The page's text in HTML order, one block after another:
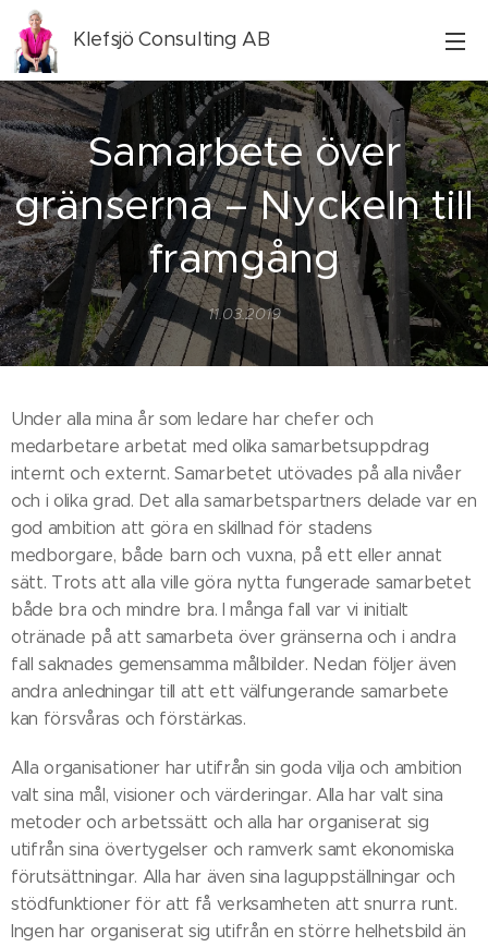
Klefsjö Consulting AB
Samarbete över
gränserna – Nyckeln till
framgång
11.03.2019
Under alla mina år som ledare har chefer och
medarbetare arbetat med olika samarbetsuppdrag
internt och externt. Samarbetet utövades på alla nivåer
och i olika grad. Det alla samarbetspartners delade var en
god ambition att göra en skillnad för stadens
medborgare, både barn och vuxna, på ett eller annat
sätt. Trots att alla ville göra nytta fungerade samarbetet
både bra och mindre bra. I många fall var vi initialt
otränade på att samarbeta över gränserna och i andra
fall saknades gemensamma målbilder. Nedan följer även
andra anledningar till att ett välfungerande samarbete
kan försvåras och förstärkas.
Alla organisationer har utifrån sin goda vilja och ambition
valt sina mål, visioner och värderingar. Alla har valt sina
metoder och arbetssätt och alla har organiserat sig
utifrån sina övertygelser och ramverk samt ekonomiska
förutsättningar. Alla har även sina laguppställningar och
stödfunktioner för att få verksamheten att snurra runt.
Ingen har organiserat sig utifrån en större helhetsbild än